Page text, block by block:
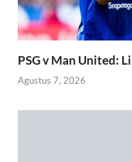
PSG v Man United:
Agustus 7, 2026